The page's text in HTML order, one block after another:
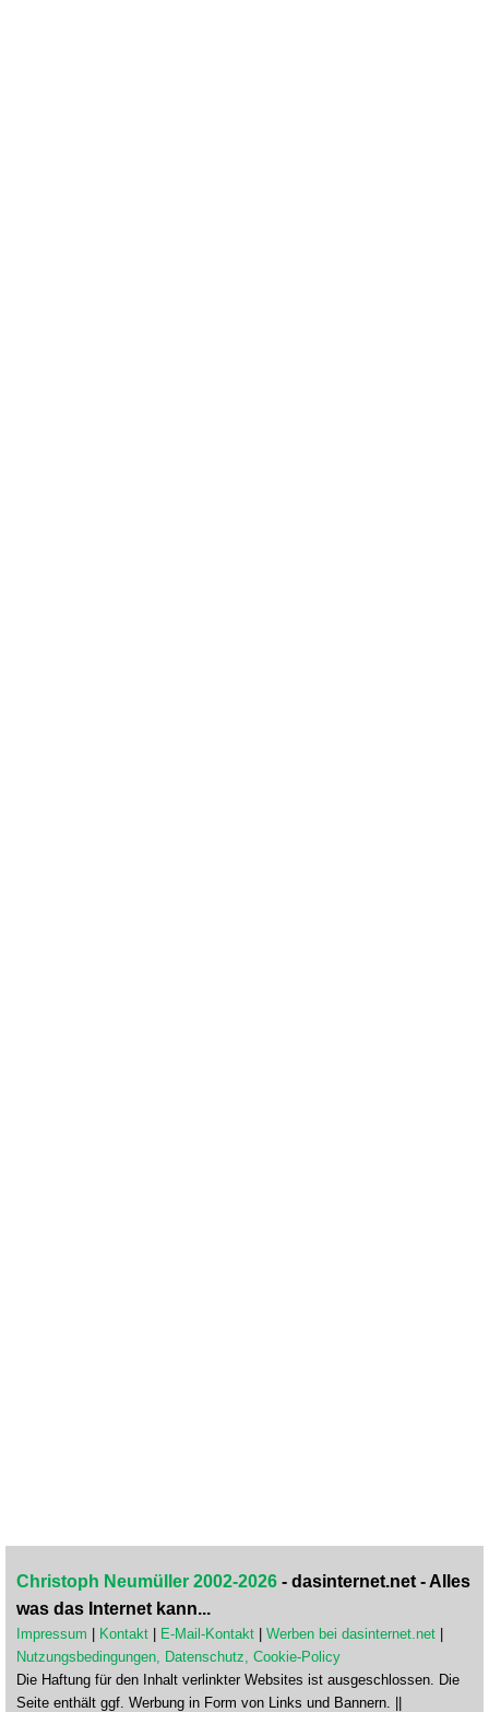
Christoph Neumüller 2002-2026 - dasinternet.net - Alles
was das Internet kann...
Impressum Kontakt E-Mail-Kontakt Werben bei dasinternet.net
Nutzungsbedingungen, Datenschutz, Cookie-Policy
Die Haftung für den Inhalt verlinkter Websites ist ausgeschlossen. Die
Seite enthält ggf. Werbung in Form von Links und Bannern. ||